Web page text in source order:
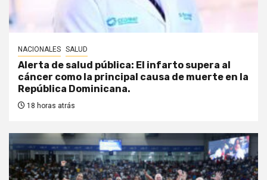
NACIONALES SALUD
Alerta de salud pública: El infarto supera al
cáncer como la principal causa de muerte en la
República Dominicana.
18 horas atrás